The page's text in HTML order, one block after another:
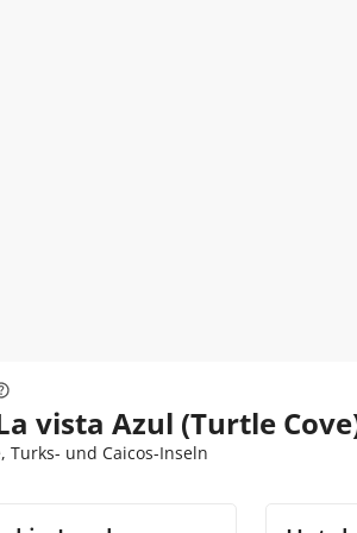
vista Azul (Turtle
Turks- und Caicos-Inseln